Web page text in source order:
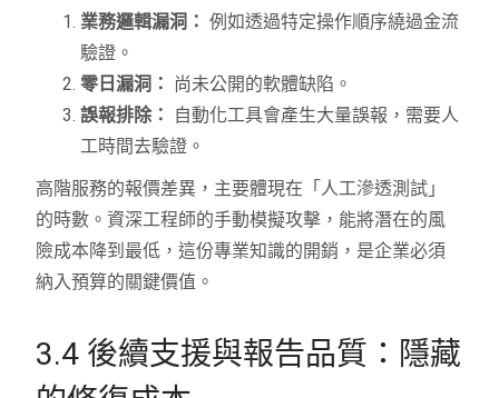
業務邏輯漏洞： 例如透過特定操作順序繞過金流
驗證。
零日漏洞：
尚未公開的軟體缺陷。
誤報排除：
自動化工具會產生大量誤報，需要人
工時間去驗證。
高階服務的報價差異，主要體現在「人工滲透測試」
的時數。資深工程師的手動模擬攻擊，能將潛在的風
險成本降到最低，這份專業知識的開銷，是企業必須
納入預算的關鍵價值。
3.4 後續支援與報告品質：隱藏